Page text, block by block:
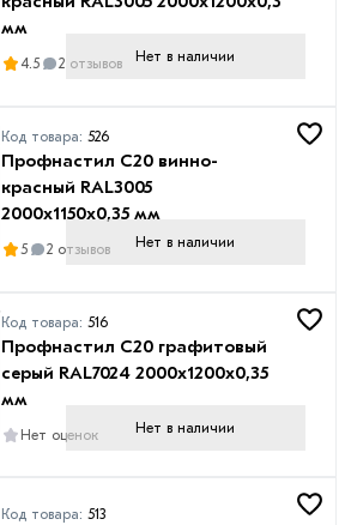
мм
4.5 2 отзывов Нет в наличии
Код товара: 526
Профнастил С20 винно-
красный RAL3005
2000х1150х0,35 мм
5 2 отзывов Нет в наличии
Код товара: 516
Профнастил С20 графитовый
серый RAL7024 2000х1200х0,35
мм
Нет оценок Нет в наличии
Код товара: 513